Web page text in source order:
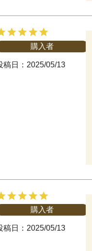
購入者
稿日 2025/05/13
購入者
稿日 2025/05/13